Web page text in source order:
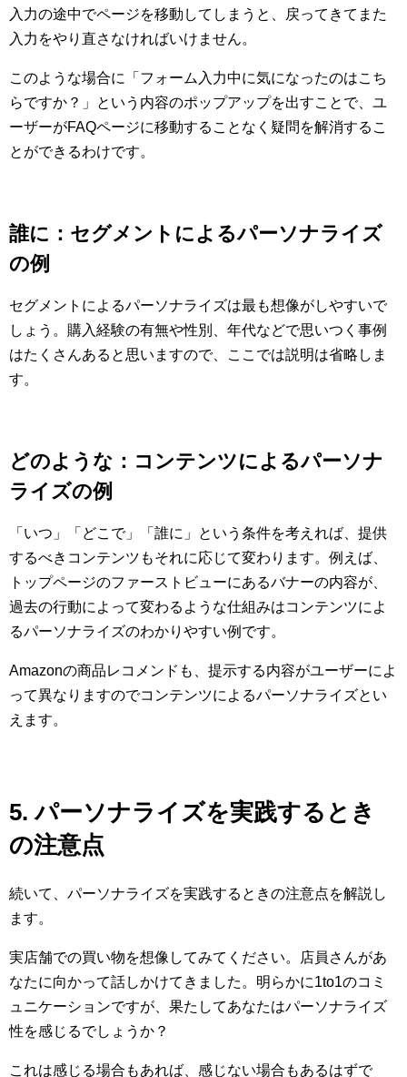
入力の途中でページを移動してしまうと、戻ってきてまた
入力をやり直さなければいけません。
このような場合に「フォーム入力中に気になったのはこち
らですか？」という内容のポップアップを出すことで、ユ
ーザーがFAQページに移動することなく疑問を解消するこ
とができるわけです。
誰に：セグメントによるパーソナライズ
の例
セグメントによるパーソナライズは最も想像がしやすいで
しょう。購入経験の有無や性別、年代などで思いつく事例
はたくさんあると思いますので、ここでは説明は省略しま
す。
どのような：コンテンツによるパーソナ
ライズの例
「いつ」「どこで」「誰に」という条件を考えれば、提供
するべきコンテンツもそれに応じて変わります。例えば、
トップページのファーストビューにあるバナーの内容が、
過去の行動によって変わるような仕組みはコンテンツによ
るパーソナライズのわかりやすい例です。
Amazonの商品レコメンドも、提示する内容がユーザーによ
って異なりますのでコンテンツによるパーソナライズとい
えます。
5. パーソナライズを実践するとき
の注意点
続いて、パーソナライズを実践するときの注意点を解説し
ます。
実店舗での買い物を想像してみてください。店員さんがあ
なたに向かって話しかけてきました。明らかに1to1のコミ
ュニケーションですが、果たしてあなたはパーソナライズ
性を感じるでしょうか？
これは感じる場合もあれば、感じない場合もあるはずで